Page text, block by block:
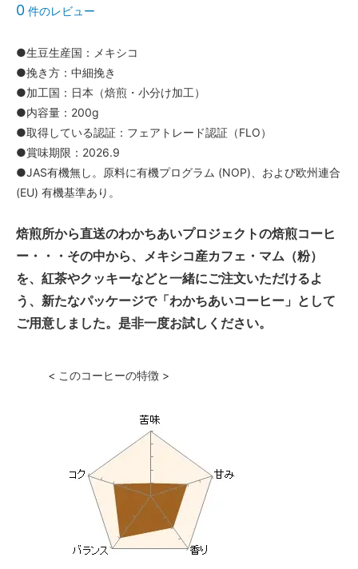
0 件のレビュー
●生豆生産国：メキシコ
●挽き方：中細挽き
●加工国：日本（焙煎・小分け加工）
●内容量：200g
●取得している認証：フェアトレード認証（FLO）
●賞味期限：2026.9
●JAS有機無し。原料に有機プログラム (NOP)、および欧州連合
(EU) 有機基準あり。
焙煎所から直送のわかちあいプロジェクトの焙煎コーヒ
ー・・・その中から、メキシコ産カフェ・マム（粉）
を、紅茶やクッキーなどと一緒にご注文いただけるよ
う、新たなパッケージで「わかちあいコーヒー」として
ご用意しました。是非一度お試しください。
< このコーヒーの特徴 >